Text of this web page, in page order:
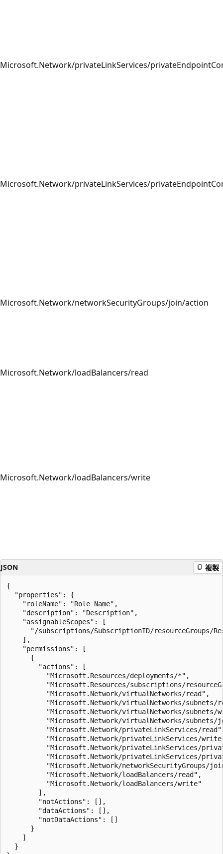
Microsoft.Network/privateLinkServices/
Microsoft.Network/privateLinkServices/
Microsoft.Network/networkSecurityGroups/join/action
Microsoft.Network/loadBalancers/read
Microsoft.Network/loadBalancers/write
JSON 複製
{
  "properties": {
    "roleName": "Role Name",
    "description": "Description",
    "assignableScopes": [
"/subscriptions/SubscriptionID/resourceGroups/
    ],
    "permissions": [
      {
        "actions": [
          "Microsoft.Resources/deployments/*",
"Microsoft.Resources/subscriptions/
          "Microsoft.Network/virtualNetworks/read",
"Microsoft.Network/virtualNetworks/subnets/
"Microsoft.Network/virtualNetworks/subnets/
"Microsoft.Network/virtualNetworks/subnets/
"Microsoft.Network/privateLinkServices/
"Microsoft.Network/privateLinkServices/
"Microsoft.Network/privateLinkServices/
"Microsoft.Network/privateLinkServices/
"Microsoft.Network/networkSecurityGroups/
          "Microsoft.Network/loadBalancers/read",
          "Microsoft.Network/loadBalancers/write"
        ],
        "notActions": [],
        "dataActions": [],
        "notDataActions": []
      }
    ]
  }